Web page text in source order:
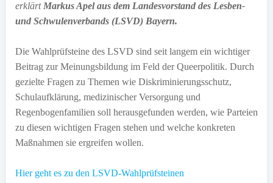
erklärtMarkus Apel aus dem Landesvorstand des Lesben-
und Schwulenverbands (LSVD) Bayern.
Die Wahlprüfsteine des LSVD sind seit langem ein wichtiger
Beitrag zur Meinungsbildung im Feld der Queerpolitik. Durch
gezielte Fragen zu Themen wie Diskriminierungsschutz,
Schulaufklärung, medizinischer Versorgung und
Regenbogenfamilien soll herausgefunden werden, wie Parteien
zu diesen wichtigen Fragen stehen und welche konkreten
Maßnahmen sie ergreifen wollen.
Hier geht es zu den LSVD-Wahlprüfsteinen